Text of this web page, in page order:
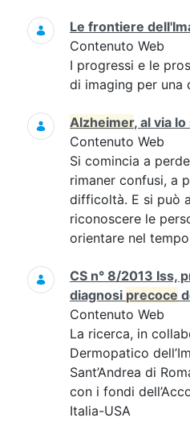
Le frontiere
Contenuto Web
I progressi e le
di imaging per una
Alzheimer, al via
Contenuto Web
Si comincia a
rimaner confusi, a
difficoltà. E si può
riconoscere le
orientare nel
CS n° 8/2013 Iss,
diagnosi precoce
Contenuto Web
La ricerca, in
Dermopatico
Sant’Andrea di
con i fondi
Italia-USA